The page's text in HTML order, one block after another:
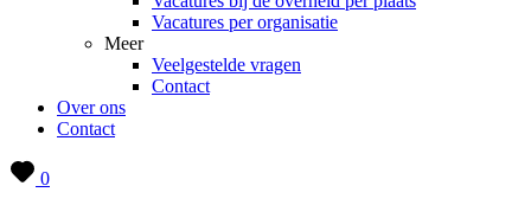
Vacatures per organisatie
Meer
Veelgestelde vragen
Contact
Over ons
Contact
0